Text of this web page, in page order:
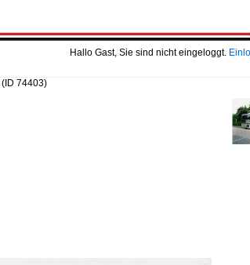
Hallo Gast, Sie sind nicht eingeloggt.
(ID 74403)